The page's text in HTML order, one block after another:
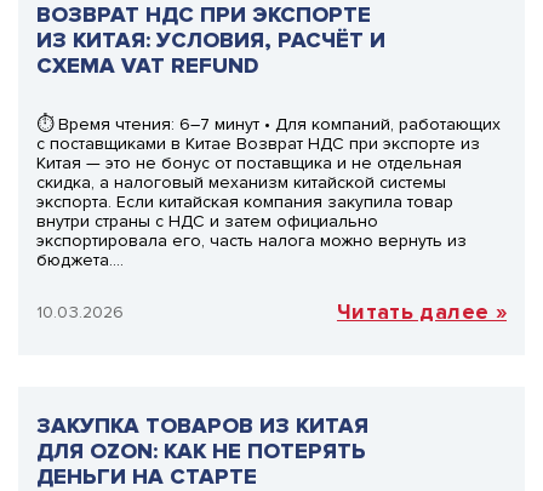
ВОЗВРАТ НДС ПРИ ЭКСПОРТЕ
ИЗ КИТАЯ: УСЛОВИЯ, РАСЧЁТ И
СХЕМА VAT REFUND
⏱ Время чтения: 6–7 минут • Для компаний, работающих
с поставщиками в Китае Возврат НДС при экспорте из
Китая — это не бонус от поставщика и не отдельная
скидка, а налоговый механизм китайской системы
экспорта. Если китайская компания закупила товар
внутри страны с НДС и затем официально
экспортировала его, часть налога можно вернуть из
бюджета….
10.03.2026 Читать далее »
ЗАКУПКА ТОВАРОВ ИЗ КИТАЯ
ДЛЯ OZON: КАК НЕ ПОТЕРЯТЬ
ДЕНЬГИ НА СТАРТЕ